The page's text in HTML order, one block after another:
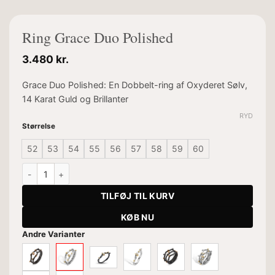
Ring Grace Duo Polished
3.480 kr.
Grace Duo Polished: En Dobbelt-ring af Oxyderet Sølv,
14 Karat Guld og Brillanter
Størrelse
52 53 54 55 56 57 58 59 60
RYD
TILFØJ TIL KURV
KØB NU
Andre Varianter